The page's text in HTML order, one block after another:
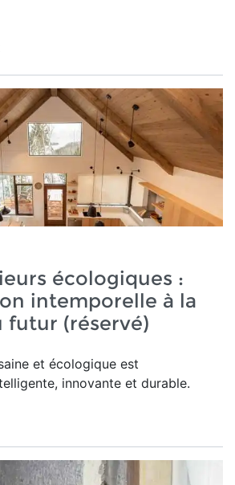
écologiques :
intemporelle à la
futur (réservé)
et écologique est
innovante et durable.